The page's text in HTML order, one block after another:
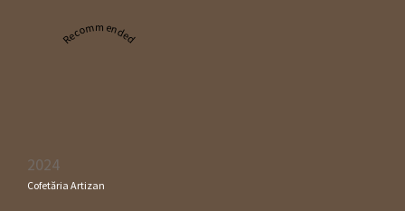
Recommended
2024
Cofetăria Artizan